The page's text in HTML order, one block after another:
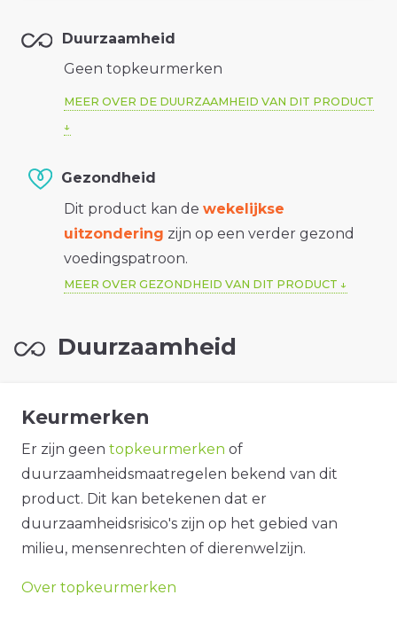
Duurzaamheid
Geen topkeurmerken
MEER OVER DE DUURZAAMHEID VAN DIT PRODUCT
Gezondheid
Dit product kan de wekelijkse
uitzondering zijn op een verder gezond
voedingspatroon.
MEER OVER GEZONDHEID VAN DIT PRODUCT
Duurzaamheid
Keurmerken
Er zijn geen topkeurmerken of
duurzaamheidsmaatregelen bekend van dit
product. Dit kan betekenen dat er
duurzaamheidsrisico's zijn op het gebied van
milieu, mensenrechten of dierenwelzijn.
Over topkeurmerken